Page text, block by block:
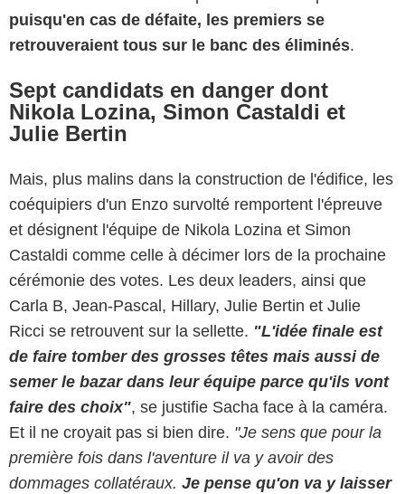
puisqu'en cas de défaite, les premiers se
retrouveraient tous sur le banc des éliminés.
Sept candidats en danger dont
Nikola Lozina, Simon Castaldi et
Julie Bertin
Mais, plus malins dans la construction de l'édifice, les
coéquipiers d'un Enzo survolté remportent l'épreuve
et désignent l'équipe de Nikola Lozina et Simon
Castaldi comme celle à décimer lors de la prochaine
cérémonie des votes. Les deux leaders, ainsi que
Carla B, Jean-Pascal, Hillary, Julie Bertin et Julie
Ricci se retrouvent sur la sellette. "L'idée finale est
de faire tomber des grosses têtes mais aussi de
semer le bazar dans leur équipe parce qu'ils vont
faire des choix", se justifie Sacha face à la caméra.
Et il ne croyait pas si bien dire. "Je sens que pour la
première fois dans l'aventure il va y avoir des
dommages collatéraux. Je pense qu'on va y laisser